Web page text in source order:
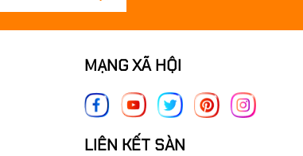
MẠNG XÃ HỘI
LIÊN KẾT SÀN